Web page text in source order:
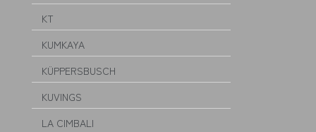
KT
KUMKAYA
KÜPPERSBUSCH
KUVINGS
LA CIMBALI